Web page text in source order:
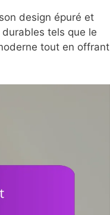
design épuré et
tels que le
tout en offrant